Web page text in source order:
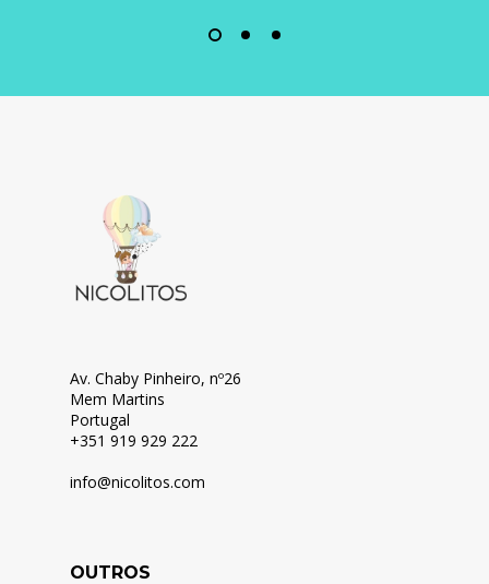
Av. Chaby Pinheiro, nº26
Mem Martins
Portugal
+351 919 929 222
info@nicolitos.com
OUTROS